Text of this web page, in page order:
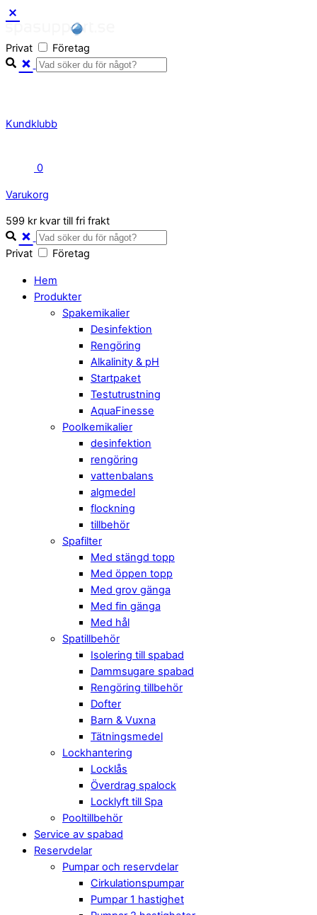
to
content
Privat Företag
Kundklubb
0
Varukorg
Close
Cart
599 kr kvar till fri frakt
Privat Företag
Hem
Produkter
Spakemikalier
Desinfektion
Rengöring
Alkalinity & pH
Startpaket
Testutrustning
AquaFinesse
Poolkemikalier
desinfektion
rengöring
vattenbalans
algmedel
flockning
tillbehör
Spafilter
Med stängd topp
Med öppen topp
Med grov gänga
Med fin gänga
Med hål
Spatillbehör
Isolering till spabad
Dammsugare spabad
Rengöring tillbehör
Dofter
Barn & Vuxna
Tätningsmedel
Lockhantering
Locklås
Överdrag spalock
Locklyft till Spa
Pooltillbehör
Service av spabad
Reservdelar
Pumpar och reservdelar
Cirkulationspumpar
Pumpar 1 hastighet